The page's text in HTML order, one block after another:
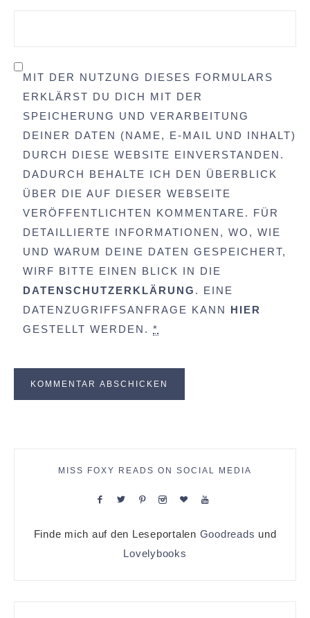
MIT DER NUTZUNG DIESES FORMULARS
ERKLÄRST DU DICH MIT DER
SPEICHERUNG UND VERARBEITUNG
DEINER DATEN (NAME, E-MAIL UND INHALT)
DURCH DIESE WEBSITE EINVERSTANDEN.
DADURCH BEHALTE ICH DEN ÜBERBLICK
ÜBER DIE AUF DIESER WEBSEITE
VERÖFFENTLICHTEN KOMMENTARE. FÜR
DETAILLIERTE INFORMATIONEN, WO, WIE
UND WARUM DEINE DATEN GESPEICHERT,
WIRF BITTE EINEN BLICK IN DIE
DATENSCHUTZERKLÄRUNG . EINE
DATENZUGRIFFSANFRAGE KANN HIER
GESTELLT WERDEN. *
MISS FOXY READS ON SOCIAL MEDIA
Finde mich auf den Leseportalen Goodreads und
Lovelybooks